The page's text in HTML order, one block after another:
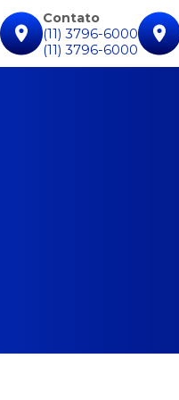
Contato
(11) 3796-6000
(11) 3796-6000